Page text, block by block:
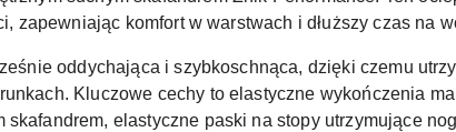
zapewniając komfort w warstwach i dłuższy czas na
oddychająca i szybkoschnąca, dzięki czemu
Kluczowe cechy to elastyczne wykończenia
elastyczne paski na stopy utrzymujące